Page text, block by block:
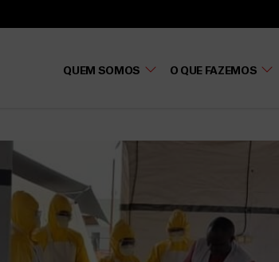
QUEM SOMOS O QUE FAZEMOS